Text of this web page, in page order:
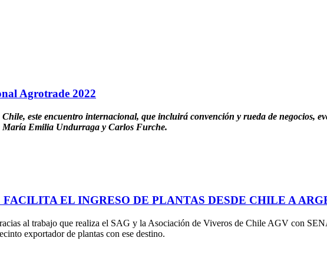
Agrotrade 2022
este encuentro internacional, que incluirá convención y rueda de negocios,
María Emilia Undurraga y Carlos Furche.
EL INGRESO DE PLANTAS DESDE CHILE A
al trabajo que realiza el SAG y la Asociación de Viveros de Chile AGV con
exportador de plantas con ese destino.